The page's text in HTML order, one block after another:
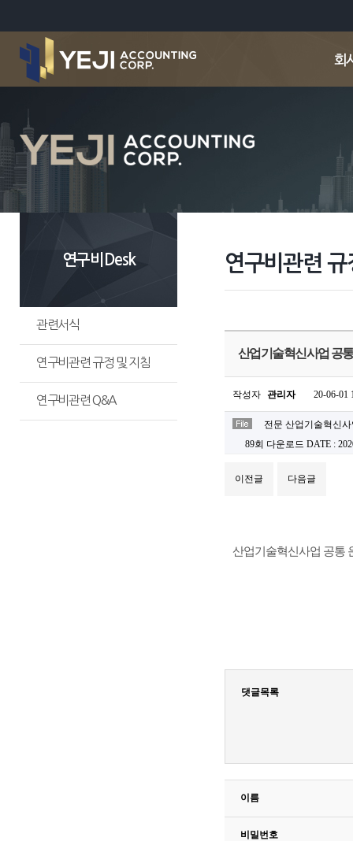
연구비Desk
관련서식
연구비관련 규정 및 지침
연구비관련 Q&A
연구비관련 규
산업기술혁신사업 공통
작성자 관리자 20-06-01
전문 산업기술혁신
89회 다운로드 DATE :
이전글 다음글
산업기술혁신사업 공통
댓글목록
이름
비밀번호